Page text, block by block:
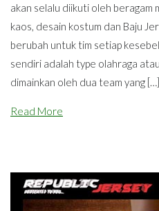
akan selalu diikuti oleh beragam
kaos, desain kostum dan Baju
berubah untuk tim setiap
sendiri adalah type olahraga
dimainkan oleh dua team yang […]
Read More